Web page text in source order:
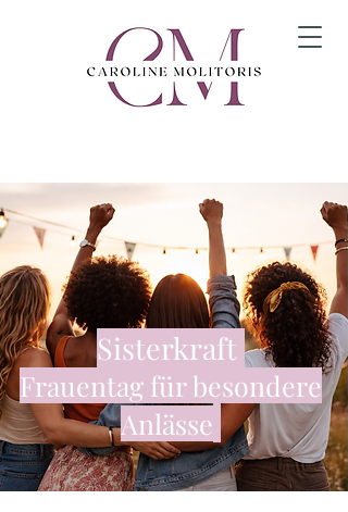
Sisterkraft
Frauentag für besondere
Anlässe